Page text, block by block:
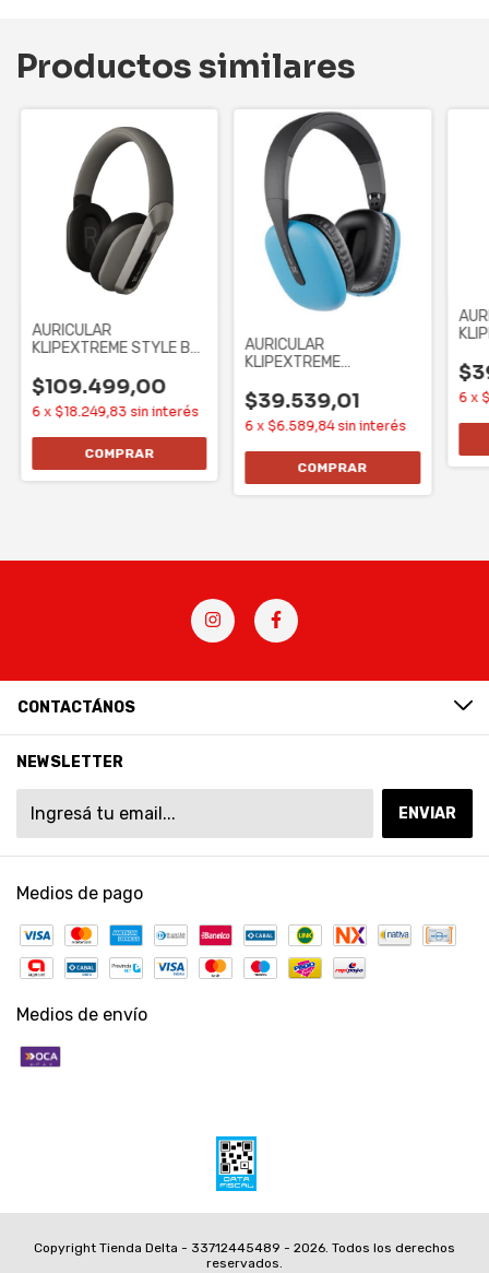
Productos similares
AURICULAR
KLIPEXTREME STYLE BT
750GR)
$109.499,00
6 x $18.249,83 sin interés
AURICULAR
KLIPEXTREME
BT- MIC -25HS AZUL
$39.539,01
6 x $6.589,84 sin interés
BT-
6 x
CONTACTÁNOS
NEWSLETTER
Medios de pago
Medios de envío
Copyright Tienda Delta - 33712445489 - 2026. Todos los derechos
reservados.